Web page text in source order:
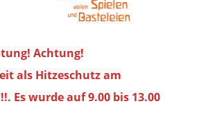
Achtung!
als Hitzeschutz am
Es wurde auf 9.00 bis 13.00